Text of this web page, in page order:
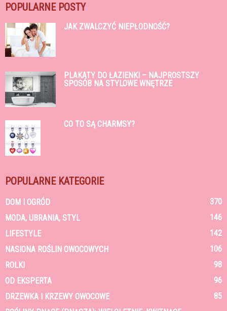
POPULARNE POSTY
JAK ZWALCZYĆ NIEPŁODNOŚĆ?
PLAKATY DO ŁAZIENKI – NAJPROSTSZY
SPOSÓB NA STYLOWE WNĘTRZE
CO TO SĄ CHARMSY?
POPULARNE KATEGORIE
DOM I OGRÓD
370
MODA, UBRANIA, STYL
146
LIFESTYLE
142
NASIONA ROŚLIN OWOCOWYCH
106
ROLKI
98
OD EKSPERTA
96
DRZEWKA I KRZEWY OWOCOWE
85